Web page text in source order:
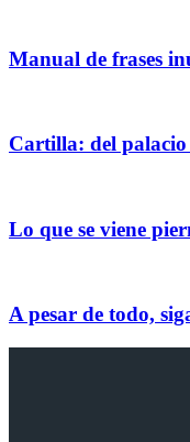
Manual de frases
Cartilla: del palacio
Lo que se viene
A pesar de todo,